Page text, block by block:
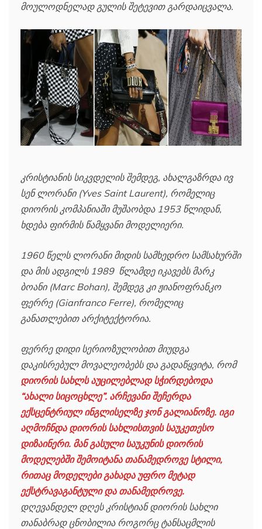
მოულოდნელად გულის შეტევით გარდაიცვალა.
კრისტიანის სიკვდელის შემდეგ, ახალგაზრდა ივ
სენ ლორანი (Yves Saint Laurent), რომელიც
დიორის კომპანიაში მუშაობდა 1953 წლიდან,
ხდება ფირმის წამყვანი მოდელიერი.
1960 წელს ლორანი მიდის სამხედრო სამსახურში
და მის ადგილს 1989 წლამდე იკავებს მარკ
ბოანი (Marc Bohan), შემდეგ კი ჟიანოფრანკო
ფერრე (Gianfranco Ferre), რომელიც
განათლებით არქიტექტორია.
ფერრე დიდი სერიოზულობით მიუდგა
დაკისრებულ მოვალეობებს და გადაწყვიტა, რომ
დიორის სახლს აუცილებლად სჭირდებოდა
“ახალი სიცოცხლე”. არჩევანი შეჩერდა
ექსცენტრიულ ინგლისელზე ჯონ გალიანოზე. იგი
აღმოჩნდა დიორის სახლისთვის საუკეთესო
დიზაინერი. მან გასული საუკუნის დიორის
მოდელებში შემოიტანა თანამედროვე სტილი,
რითაც მოდელები გახადა უფრო მეტად
ექსტრავაგანტული და თანამედროვე.
დღევანდელ დღეს კრისტიან დიორის სახლი
თანაბრად ცნობილია როგორც ტანსაცმლის